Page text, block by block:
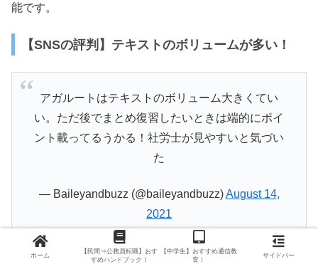
能です。
【SNSの評判】テキストのボリュームが多い！
アガルートはテキストのボリューム大きくてい
い。ただ後でまとめ復習したいときは端的にポイ
ント載ってるうかる！社労士が見やすいと気づい
た
— Baileyandbuzz (@baileyandbuzz)August 14,
2021
ホーム
【民間⇒公務員転職】おす
すめハンドブック！
【中学生】おすすめ通信教
育！
サイドバー